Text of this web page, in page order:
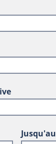
Jusqu'au